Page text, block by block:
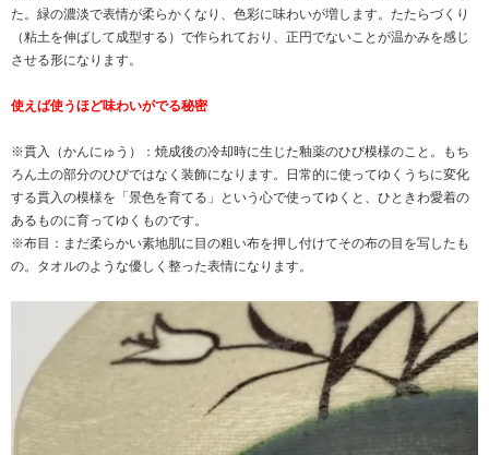
た。緑の濃淡で表情が柔らかくなり、色彩に味わいが増します。たたらづくり
（粘土を伸ばして成型する）で作られており、正円でないことが温かみを感じ
させる形になります。
使えば使うほど味わいがでる秘密
※貫入（かんにゅう）：焼成後の冷却時に生じた釉薬のひび模様のこと。もち
ろん土の部分のひびではなく装飾になります。日常的に使ってゆくうちに変化
する貫入の模様を「景色を育てる」という心で使ってゆくと、ひときわ愛着の
あるものに育ってゆくものです。
※布目：まだ柔らかい素地肌に目の粗い布を押し付けてその布の目を写したも
の。タオルのような優しく整った表情になります。